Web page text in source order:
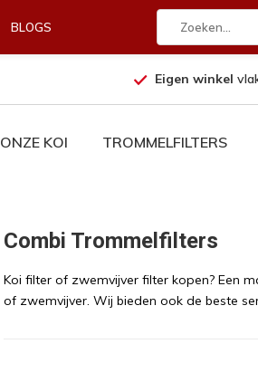
BLOGS
Eigen winkel
ONZE KOI TROMMELFILTERS
Combi Trommelfilters
Koi filter of zwemvijver filter kopen? Een
of zwemvijver. Wij bieden ook de beste